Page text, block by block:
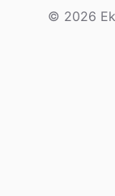
© 2026